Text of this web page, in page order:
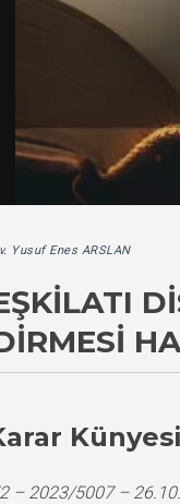
Yusuf Enes ARSLAN
Künyesi
– 2023/5007 –